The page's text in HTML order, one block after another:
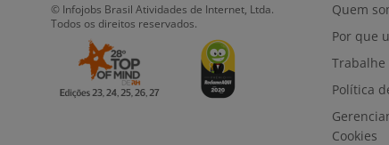
© Infojobs Brasil Atividades de Internet, Ltda.
Todos os direitos reservados.
Quem
Por que
Trabalhe
Política
Cookies